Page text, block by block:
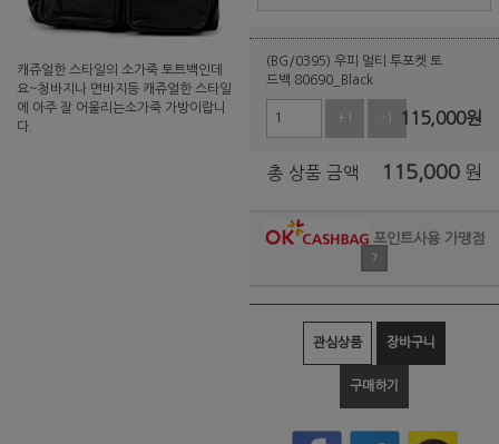
캐쥬얼한 스타일의 소가죽 토트백인데
요~청바지나 면바지등 캐쥬얼한 스타일
에 아주 잘 어울리는소가죽 가방이랍니
다.
(BG/0395) 우피 멀티 투포켓 토
드백 80690_Black
+1 -1 115,000원
총 상품 금액 115,000 원
포인트사용 가맹점
?
관심상품 장바구니
구매하기